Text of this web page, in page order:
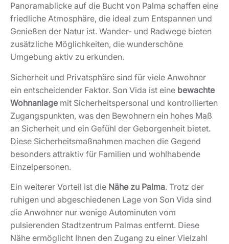
Panoramablicke auf die Bucht von Palma schaffen eine
friedliche Atmosphäre, die ideal zum Entspannen und
Genießen der Natur ist. Wander- und Radwege bieten
zusätzliche Möglichkeiten, die wunderschöne
Umgebung aktiv zu erkunden.
Sicherheit und Privatsphäre sind für viele Anwohner
ein entscheidender Faktor. Son Vida ist eine bewachte
Wohnanlage mit Sicherheitspersonal und kontrollierten
Zugangspunkten, was den Bewohnern ein hohes Maß
an Sicherheit und ein Gefühl der Geborgenheit bietet.
Diese Sicherheitsmaßnahmen machen die Gegend
besonders attraktiv für Familien und wohlhabende
Einzelpersonen.
Ein weiterer Vorteil ist die Nähe zu Palma. Trotz der
ruhigen und abgeschiedenen Lage von Son Vida sind
die Anwohner nur wenige Autominuten vom
pulsierenden Stadtzentrum Palmas entfernt. Diese
Nähe ermöglicht Ihnen den Zugang zu einer Vielzahl